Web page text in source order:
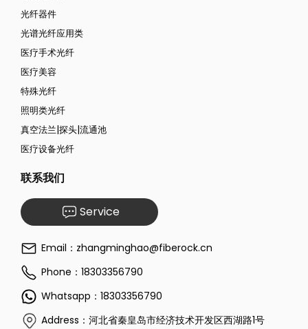
光纤器件
光谱光纤应用类
医疗手术光纤
医疗美容
特殊光纤
照明类光纤
真空法兰|探头|流通池
医疗设备光纤
联系我们
Service
Email：zhangminghao@fiberock.cn
Phone：18303356790
Whatsapp：18303356790
Address：河北省秦皇岛市经济技术开发区西湖路1号